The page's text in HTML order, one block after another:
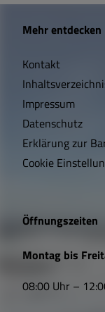
W
c
h
t
i
e
L
n
Mehr entdecken
Kontakt
Impressum
Datenschutz
Erklärung zur
Cookie
Öffnungszeiten
Montag bis
08:00 Uhr –